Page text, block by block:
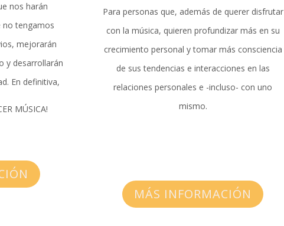
nos harán
no tengamos
mejorarán
y desarrollarán
En definitiva,
MÚSICA!
Para personas que, además de querer disfrutar
con la música, quieren profundizar más en su
crecimiento personal y tomar más consciencia
de sus tendencias e interacciones en las
relaciones personales e -incluso- con uno
mismo.
MÁS INFORMACIÓN